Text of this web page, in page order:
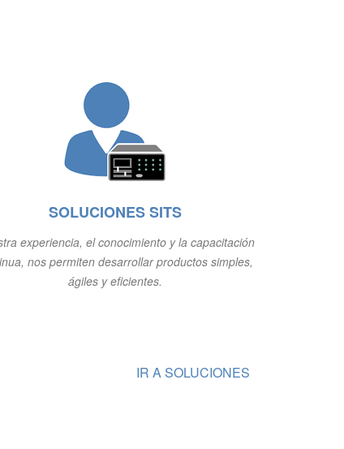
SOLUCIONES SITS
experiencia, el conocimiento y la capacitación
nos permiten desarrollar productos simples,
ágiles y eficientes.
IR A SOLUCIONES